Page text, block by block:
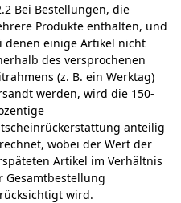
Bei Bestellungen, die
Produkte enthalten, und
denen einige Artikel nicht
des versprochenen
(z. B. ein Werktag)
werden, wird die 150-
anteilig
wobei der Wert der
Artikel im Verhältnis
Gesamtbestellung
wird.